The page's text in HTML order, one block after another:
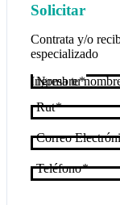
Solicitar
Contrata y/o
especializado
Nombre
Rut
Correo
Teléfono